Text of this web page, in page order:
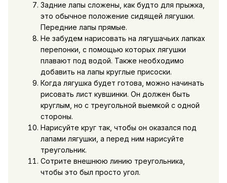
Задние лапы сложены, как будто для прыжка,
это обычное положение сидящей лягушки.
Передние лапы прямые.
Не забудем нарисовать на лягушачьих лапках
перепонки, с помощью которых лягушки
плавают под водой. Также необходимо
добавить на лапы круглые присоски.
Когда лягушка будет готова, можно начинать
рисовать лист кувшинки. Он должен быть
круглым, но с треугольной выемкой с одной
стороны.
Нарисуйте круг так, чтобы он оказался под
лапами лягушки, а перед ним нарисуйте
треугольник.
Сотрите внешнюю линию треугольника,
чтобы это был просто угол.